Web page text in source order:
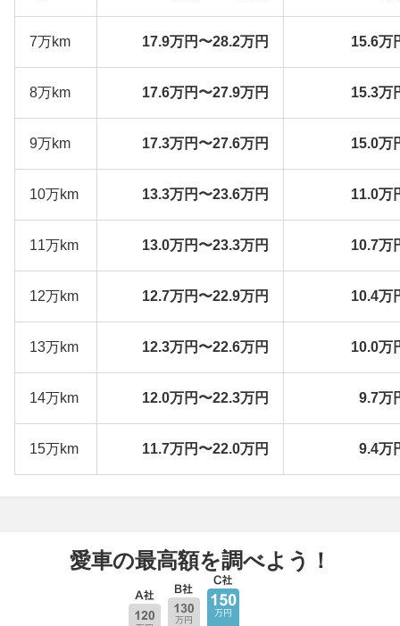
7万km 17.9万円〜28.2万円 15.6万
8万km 17.6万円〜27.9万円 15.3万
9万km 17.3万円〜27.6万円 15.0万
10万km 13.3万円〜23.6万円 11.0万
11万km 13.0万円〜23.3万円 10.7万
12万km 12.7万円〜22.9万円 10.4万
13万km 12.3万円〜22.6万円 10.0万
14万km 12.0万円〜22.3万円 9.7万
15万km 11.7万円〜22.0万円 9.4万
愛車の最高額を調べよう！